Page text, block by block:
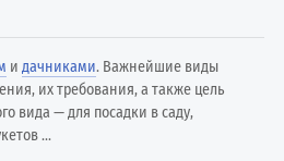
идачниками. Важнейшие виды
их требования, а также цель
вида — для посадки в саду,
...